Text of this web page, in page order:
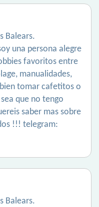
Balears.
una persona alegre
favoritos entre
manualidades,
tomar cafetitos o
que no tengo
saber mas sobre
!!! telegram:
Balears.